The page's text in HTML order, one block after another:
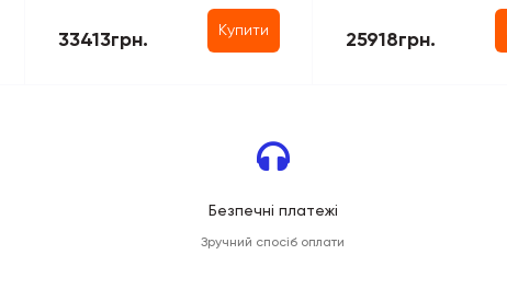
33413грн. Купити 25918грн.
Безпечні платежі
Зручний спосіб оплати